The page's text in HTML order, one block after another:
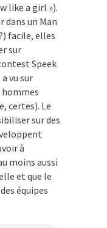
like a girl »).
dans un Man
facile, elles
sur
Speek
vu sur
hommes
certes). Le
sur des
à
moins aussi
et que le
équipes